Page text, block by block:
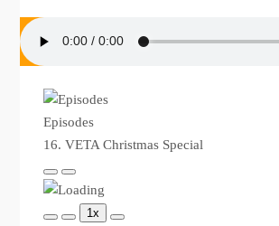
Episodes
16. VETA Christmas Special
Play
Episode
Pause
Episode
1x